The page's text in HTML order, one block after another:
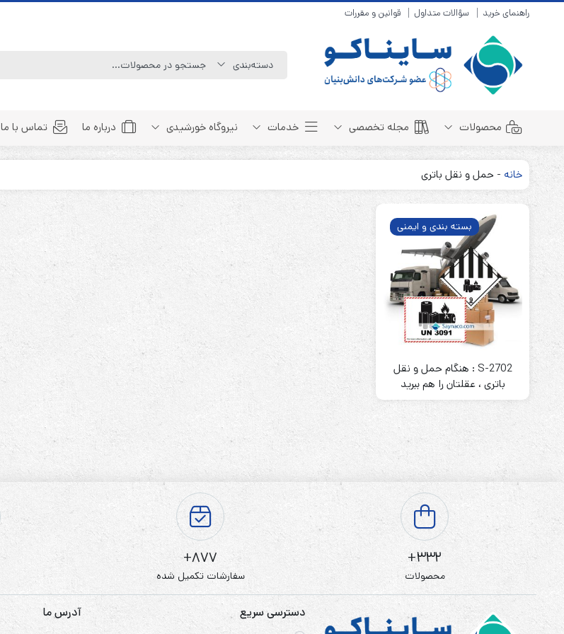
راهنمای خرید سؤالات متداول قوانین و مقررات
محصولات
باتری سیلد لید اسید
باتری 4 ولت
باتری 6 ولت
باتری 12 ولت
باتری لیتیوم
باتری نیکل کادمیوم
باتری نیکل متال هیدرید
باتری آلکالاین
Line Interactive (Simulated Sine Wave)
Line Interactive (Pure Sine Wave)
Double Conversion (1:1)
Double Convertion (3:1)
Double Conversion (3:3)
سلاموند
موریسل
کینگ بت
یونیتکس پاور
STB
Prince
سروو موتوری
ZTY
مجله تخصصی
مبانی باتری
انواع باتری
تست و کنترل
طول عمر باتری
باتری هوشمند
بسته بندی و ایمنی
روش های شارژ
روش های تخلیه
خدمات نیروگاه خورشیدی درباره ما تماس با ما
خانه - حمل و نقل باتری
بسته بندی و ایمنی
S-2702 : هنگام حمل و نقل
باتری ، عقلتان را هم ببرید
332+
محصولات
877+
سفارشات تکمیل شده
دسترسی سریع آدرس ما